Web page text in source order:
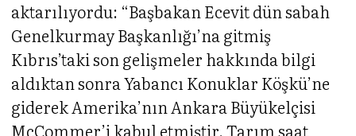
aktarılıyordu: “Başbakan Ecevit dün sabah
Genelkurmay Başkanlığı’na gitmiş
Kıbrıs’taki son gelişmeler hakkında bilgi
aldıktan sonra Yabancı Konuklar Köşkü’ne
giderek Amerika’nın Ankara Büyükelçisi
McCommer’i kabul etmiştir. Tarım saat